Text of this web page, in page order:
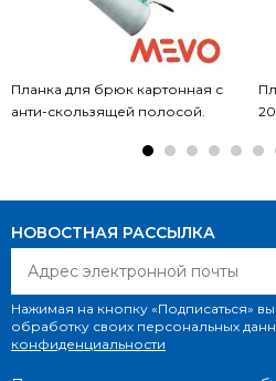
Планка для брюк картонная с
анти-скользящей полосой.
НОВОСТНАЯ РАССЫЛКА
Нажимая на кнопку «Подписаться»
обработку своих персональных
конфиденциальности